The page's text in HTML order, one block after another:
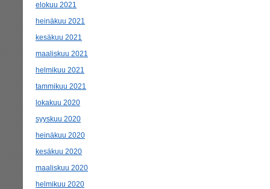
elokuu 2021
heinäkuu 2021
kesäkuu 2021
maaliskuu 2021
helmikuu 2021
tammikuu 2021
lokakuu 2020
syyskuu 2020
heinäkuu 2020
kesäkuu 2020
maaliskuu 2020
helmikuu 2020